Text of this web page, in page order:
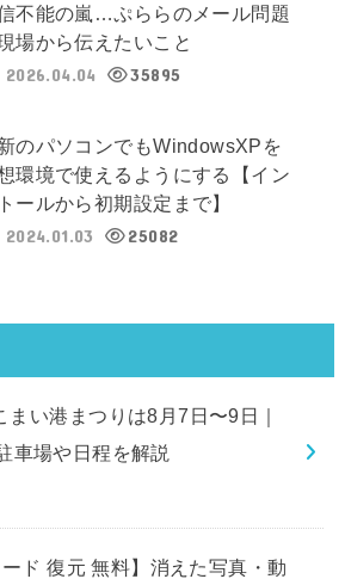
不能の嵐…ぷららのメール問題
場から伝えたいこと
2026.04.04
35895
のパソコンでもWindowsXPを
環境で使えるようにする【イン
ールから初期設定まで】
2024.01.03
25082
まい港まつりは8月7日〜9日｜
車場や日程を解説
ード 復元 無料】消えた写真・動